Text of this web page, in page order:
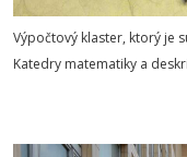
Výpočtový klaster, ktorý je
Katedry matematiky a